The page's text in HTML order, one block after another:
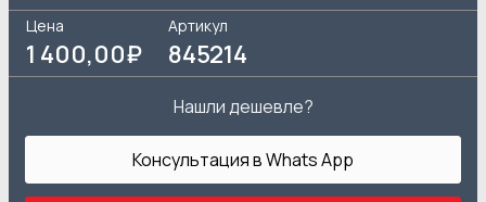
Цена
1 400,00₽
Артикул
845214
Нашли дешевле?
Консультация в Whats App